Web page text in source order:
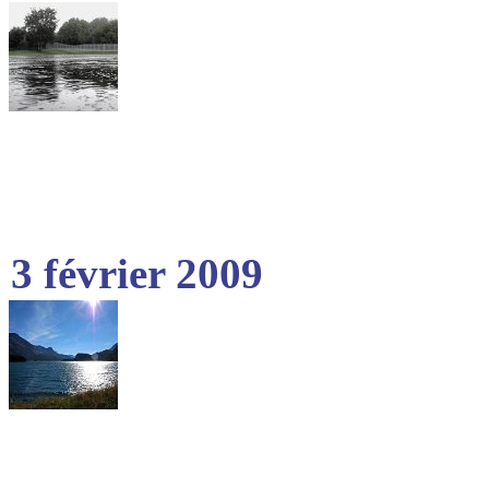
3 février 2009